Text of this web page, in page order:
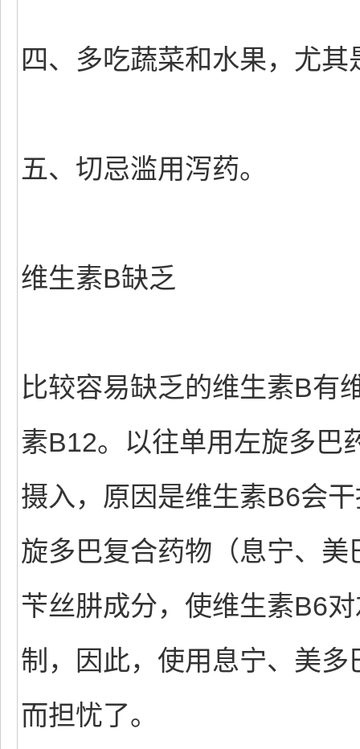
四、多吃蔬菜和水果，尤
五、切忌滥用泻药。
维生素B缺乏
比较容易缺乏的维生素B有
素B12。以往单用左旋多巴
摄入，原因是维生素B6会
旋多巴复合药物（息宁、
苄丝肼成分，使维生素B6
制，因此，使用息宁、美
而担忧了。